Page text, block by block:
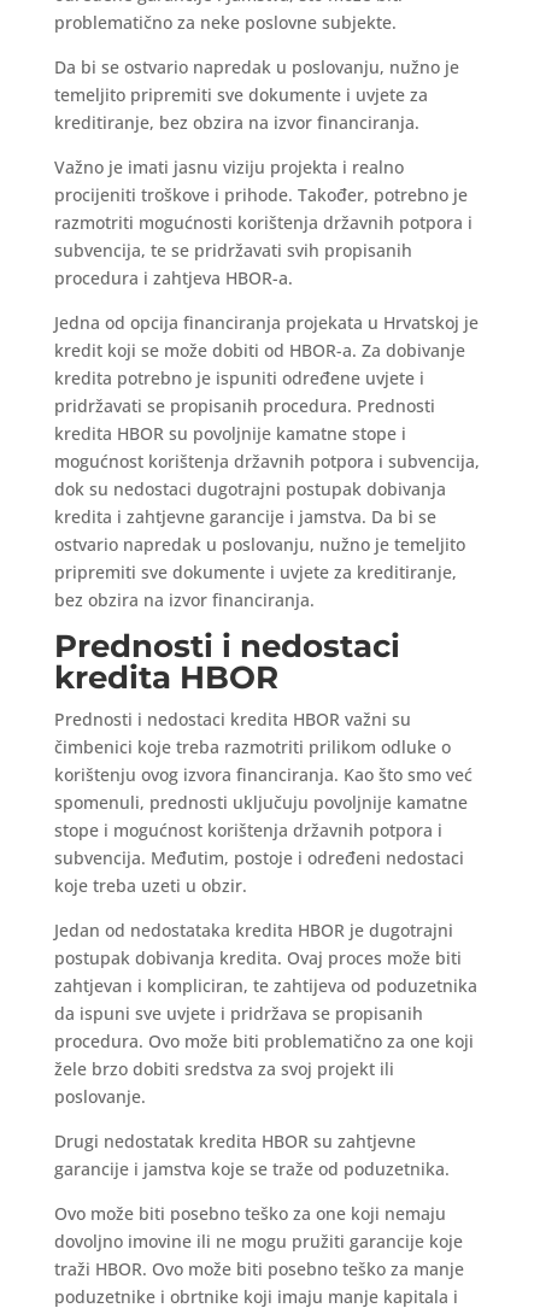
problematično za neke poslovne subjekte.
Da bi se ostvario napredak u poslovanju, nužno je
temeljito pripremiti sve dokumente i uvjete za
kreditiranje, bez obzira na izvor financiranja.
Važno je imati jasnu viziju projekta i realno
procijeniti troškove i prihode. Također, potrebno je
razmotriti mogućnosti korištenja državnih potpora i
subvencija, te se pridržavati svih propisanih
procedura i zahtjeva HBOR-a.
Jedna od opcija financiranja projekata u Hrvatskoj je
kredit koji se može dobiti od HBOR-a. Za dobivanje
kredita potrebno je ispuniti određene uvjete i
pridržavati se propisanih procedura. Prednosti
kredita HBOR su povoljnije kamatne stope i
mogućnost korištenja državnih potpora i subvencija,
dok su nedostaci dugotrajni postupak dobivanja
kredita i zahtjevne garancije i jamstva. Da bi se
ostvario napredak u poslovanju, nužno je temeljito
pripremiti sve dokumente i uvjete za kreditiranje,
bez obzira na izvor financiranja.
Prednosti i nedostaci
kredita HBOR
Prednosti i nedostaci kredita HBOR važni su
čimbenici koje treba razmotriti prilikom odluke o
korištenju ovog izvora financiranja. Kao što smo već
spomenuli, prednosti uključuju povoljnije kamatne
stope i mogućnost korištenja državnih potpora i
subvencija. Međutim, postoje i određeni nedostaci
koje treba uzeti u obzir.
Jedan od nedostataka kredita HBOR je dugotrajni
postupak dobivanja kredita. Ovaj proces može biti
zahtjevan i kompliciran, te zahtijeva od poduzetnika
da ispuni sve uvjete i pridržava se propisanih
procedura. Ovo može biti problematično za one koji
žele brzo dobiti sredstva za svoj projekt ili
poslovanje.
Drugi nedostatak kredita HBOR su zahtjevne
garancije i jamstva koje se traže od poduzetnika.
Ovo može biti posebno teško za one koji nemaju
dovoljno imovine ili ne mogu pružiti garancije koje
traži HBOR. Ovo može biti posebno teško za manje
poduzetnike i obrtnike koji imaju manje kapitala i